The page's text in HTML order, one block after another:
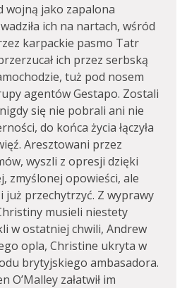
wojną jako zapalona
ich na nartach, wśród
karpackie pasmo Tatr
ich przez serbską
tuż pod nosem
agentów Gestapo. Zostali
się nie pobrali ani nie
do końca życia łączyła
Aresztowani przez
wyszli z opresji dzięki
zmyślonej opowieści, ale
już przechytrzyć. Z wyprawy
musieli niestety
w ostatniej chwili, Andrew
opla, Christine ukryta w
brytyjskiego ambasadora.
O’Malley załatwił im